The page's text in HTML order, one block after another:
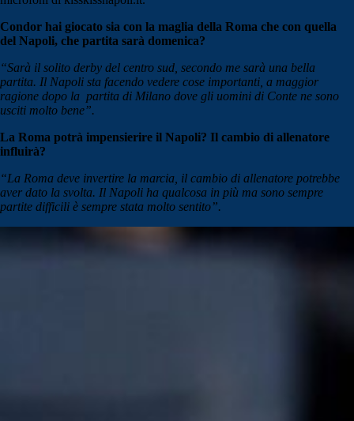
Condor hai giocato sia con la maglia della Roma che con quella
del Napoli, che partita sarà domenica?
“Sarà il solito derby del centro sud, secondo me sarà una bella
partita. Il Napoli sta facendo vedere cose importanti, a maggior
ragione dopo la partita di Milano dove gli uomini di Conte ne sono
usciti molto bene”.
La Roma potrà impensierire il Napoli? Il cambio di allenatore
influirà?
“La Roma deve invertire la marcia, il cambio di allenatore potrebbe
aver dato la svolta. Il Napoli ha qualcosa in più ma sono sempre
partite difficili è sempre stata molto sentito”.